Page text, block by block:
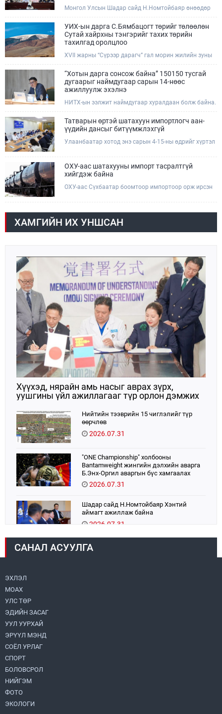
Монгол Улсын Шадар сайд Н.Номтойбаяр өнөөдөр
сайдын 10 дугаар албан даалгавар, Улсын Онцгой
комиссын даргын 3 дугаар тушаалын хүрээнд
Өмнөговь аймагт байгаль орчин, уул уурхайн 358
зөрчил илрүүлж, 200 гаруйг нь арилгуулаад байна.
УИХ-ын дарга С.Бямбацогт төрийг төлөөлөн
Сутай хайрхны тэнгэрийг тахих төрийн
тахилгад оролцлоо
XVII жарны “Сүрээр дарагч” гал морин жилийн зуны
өдөр /2026.08.06/ Сутай хайрхны тэнгэрийг тайх
төрийн тахилга боллоо.
“Хотын дарга сонсож байна” 150150 тусгай
дугаарыг наймдугаар сарын 14-нөөс
ажиллуулж эхэлнэ
НИТХ-ын ээлжит наймдугаар хуралдаан болж байна.
захиргааны байгууллага, албан тушаалтанд 2025,
2026 оны эхний хагас жилийн байдлаар иргэдээс
ирсэн өргөдөл, гомдлын шийдвэрлэлтийн тайлан
мэдээллийг сонслоо.
Татварын өртэй шатахуун импортлогч аан-
үүдийн дансыг битүүмжлэхгүй
Улаанбаатар хотод энэ сарын 4-15-ны өдрийг хүртэл
шатахуун түгээх станцуудын өдрийн борлуулалт хоёр
дахин буурч нэг машиныг цэнэглэх хурд нэмэгдсэн
танилцууллаа.
ОХУ-аас шатахууны импорт тасралтгүй
хийгдэж байна
ОХУ-аас Сүхбаатар боомтоор импортоор орж ирсэн
АИ-92 автобензин орж иржээ.
ХАМГИЙН ИХ УНШСАН
Хүүхэд, нярайн амь насыг аврах зүрх,
уушгины үйл ажиллагааг түр орлон дэмжих
Нийтийн тээврийн 15 чиглэлийг түр
өөрчлөв
2026.07.31
"ONE Championship" холбооны
Bantamweight жингийн дэлхийн аварга
Б.Энх-Оргил аваргын бүс хамгаалах
тулаанаа өнөөдөр хийнэ.
2026.07.31
Шадар сайд Н.Номтойбаяр Хэнтий
аймагт ажиллаж байна
2026.07.31
Авто зам шинээр барина
САНАЛ АСУУЛГА
ЭХЛЭЛ
МОАХ
УЛС ТӨР
ЭДИЙН ЗАСАГ
УУЛ УУРХАЙ
ЭРҮҮЛ МЭНД
СОЁЛ УРЛАГ
СПОРТ
БОЛОВСРОЛ
НИЙГЭМ
ФОТО
ЭКОЛОГИ